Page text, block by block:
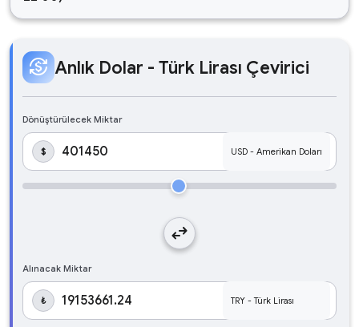
currency_exchange Anlık Dolar - Türk Lirası Çevirici
Dönüştürülecek Miktar
$
swap_horiz
Alınacak Miktar
₺